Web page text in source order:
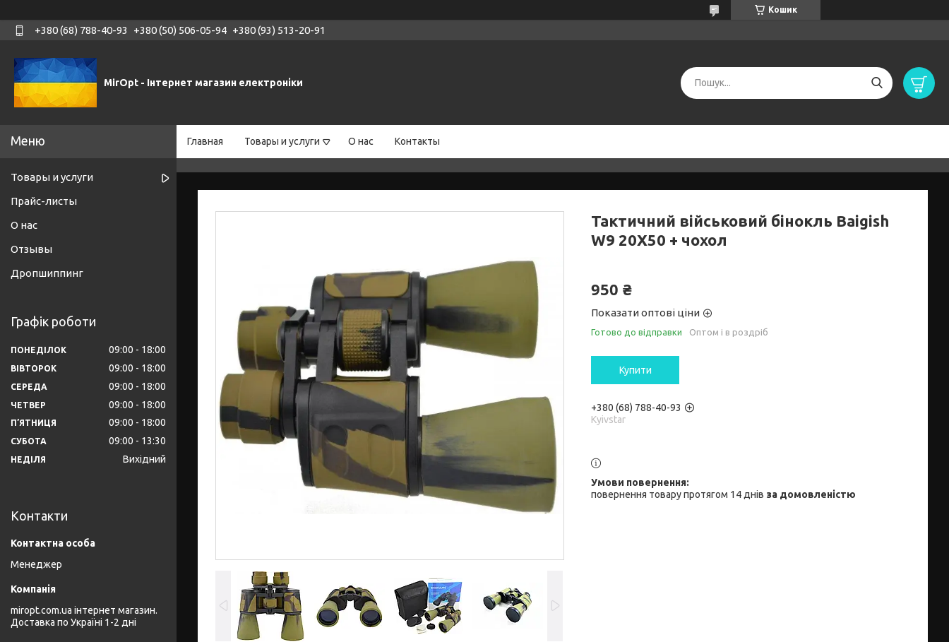
Кошик
+380 (68) 788-40-93 +380 (50) 506-05-94 +380 (93) 513-20-91
MirOpt - Інтернет магазин електроніки
Главная Товары и услуги О нас Контакты
Тактичний військовий бінокль Baigish
W9 20X50 + чохол
950 ₴
Показати оптові ціни
Готово до відправки Оптом і в роздріб
Купити
+380 (68) 788-40-93
Kyivstar
повернення товару протягом 14 днів за домовленістю
Товары и услуги
Прайс-листы
О нас
Отзывы
Дропшиппинг
Графік роботи
ПОНЕДІЛОК 09:00 18:00
ВІВТОРОК 09:00 18:00
СЕРЕДА 09:00 18:00
ЧЕТВЕР 09:00 18:00
ПʼЯТНИЦЯ 09:00 18:00
СУБОТА 09:00 13:30
НЕДІЛЯ Вихідний
Контакти
Менеджер
miropt.com.ua інтернет магазин.
Доставка по Україні 1-2 дні